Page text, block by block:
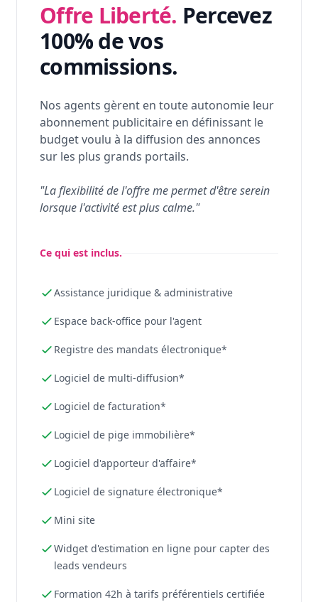
Offre Liberté. Percevez
100% de vos
commissions.
Nos agents gèrent en toute autonomie leur
abonnement publicitaire en définissant le
budget voulu à la diffusion des annonces
sur les plus grands portails.
"La flexibilité de l'offre me permet d'être serein
lorsque l'activité est plus calme."
Ce qui est inclus.
Assistance juridique & administrative
Espace back-office pour l'agent
Registre des mandats électronique*
Logiciel de multi-diffusion*
Logiciel de facturation*
Logiciel de pige immobilière*
Logiciel d'apporteur d'affaire*
Logiciel de signature électronique*
Mini site
Widget d'estimation en ligne pour capter des
leads vendeurs
Formation 42h à tarifs préférentiels certifiée